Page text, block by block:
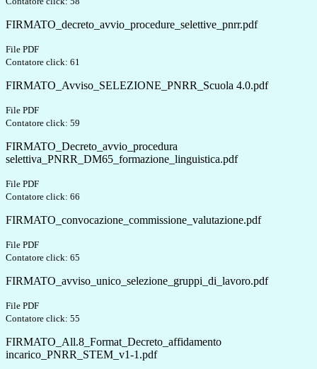
FIRMATO_decreto_avvio_procedure_selettive_pnrr.pdf
File PDF
Contatore click: 61
FIRMATO_Avviso_SELEZIONE_PNRR_Scuola 4.0.pdf
File PDF
Contatore click: 59
FIRMATO_Decreto_avvio_procedura
selettiva_PNRR_DM65_formazione_linguistica.pdf
File PDF
Contatore click: 66
FIRMATO_convocazione_commissione_valutazione.pdf
File PDF
Contatore click: 65
FIRMATO_avviso_unico_selezione_gruppi_di_lavoro.pdf
File PDF
Contatore click: 55
FIRMATO_All.8_Format_Decreto_affidamento
incarico_PNRR_STEM_v1-1.pdf